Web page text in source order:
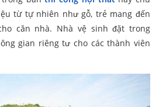
từ tự nhiên như gỗ, trẻ mang đến
căn nhà. Nhà vệ sinh đặt trong
gian riêng tư cho các thành viên